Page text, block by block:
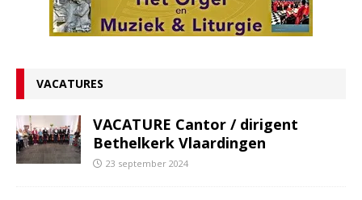
VACATURES
VACATURE Cantor / dirigent
Bethelkerk Vlaardingen
23 september 2024